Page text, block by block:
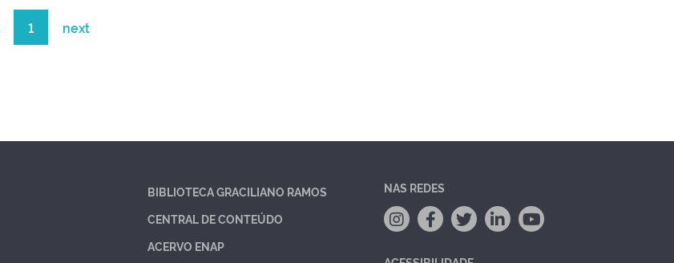
1 next
BIBLIOTECA GRACILIANO RAMOS
CENTRAL DE CONTEÚDO
ACERVO ENAP
NAS REDES